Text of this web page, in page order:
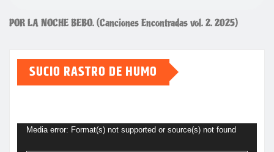
POR LA NOCHE BEBO. (Canciones Encontradas vol. 2. 2025)
SUCIO RASTRO DE HUMO
Media error: Format(s) not supported or source(s) not found